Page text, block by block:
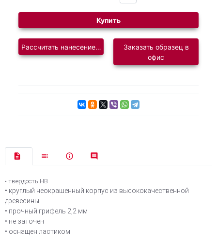
Купить
Рассчитать нанесение логотипаЗаказать образец в
офис
• твердость HB
• круглый неокрашенный корпус из высококачественной
древесины
• прочный грифель 2,2 мм
• не заточен
• оснащен ластиком